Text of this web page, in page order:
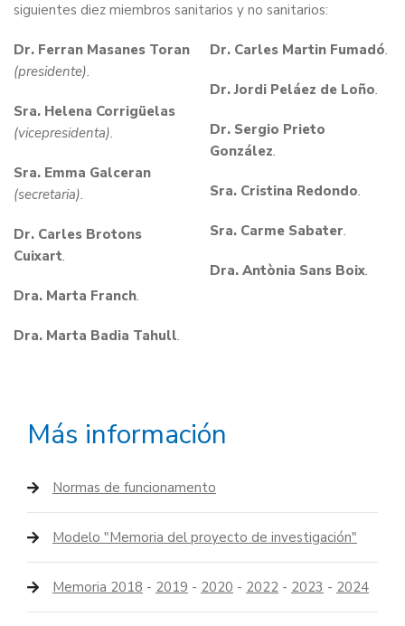
siguientes diez miembros sanitarios y no sanitarios:
Dr. Ferran Masanes Toran
(presidente).
Sra. Helena Corrigüelas
(vicepresidenta).
Sra. Emma Galceran
(secretaria).
Dr. Carles Brotons
Cuixart.
Dra. Marta Franch.
Dra. Marta Badia Tahull.
Dr. Carles Martin Fumadó.
Dr. Jordi Peláez de Loño.
Dr. Sergio Prieto
González.
Sra. Cristina Redondo.
Sra. Carme Sabater.
Dra. Antònia Sans Boix.
Más información
Normas de funcionamento
Modelo "Memoria del proyecto de investigación"
Memoria 2018 - 2019 - 2020 - 2022 - 2023 - 2024